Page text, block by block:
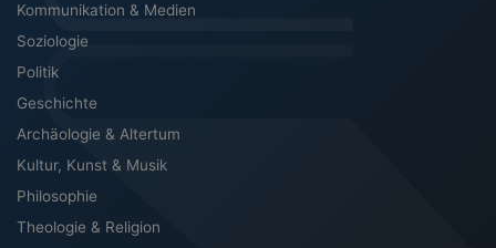
Kommunikation & Medien
Soziologie
Politik
Geschichte
Archäologie & Altertum
Kultur, Kunst & Musik
Philosophie
Theologie & Religion